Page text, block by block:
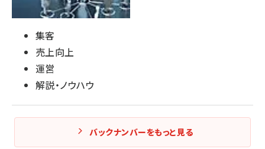
集客
売上向上
運営
解説・ノウハウ
バックナンバーをもっと見る